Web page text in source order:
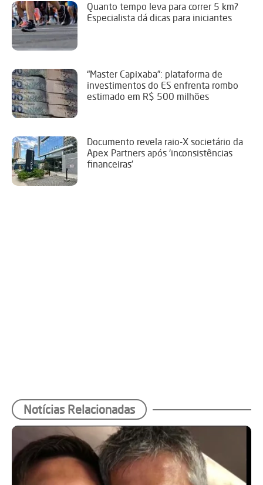
Quanto tempo leva para correr 5 km?
Especialista dá dicas para iniciantes
“Master Capixaba”: plataforma de
investimentos do ES enfrenta rombo
estimado em R$ 500 milhões
Documento revela raio-X societário da
Apex Partners após ‘inconsistências
financeiras’
Notícias Relacionadas